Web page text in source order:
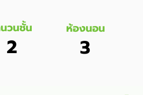
วนชั้น
2
ห้องนอน
3